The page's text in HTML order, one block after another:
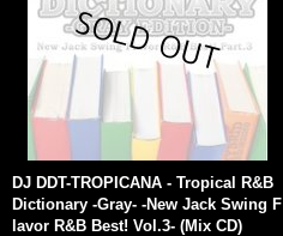
DJ DDT-TROPICANA - Tropical R&B
Dictionary -Gray- -New Jack Swing F
lavor R&B Best! Vol.3- (Mix CD)